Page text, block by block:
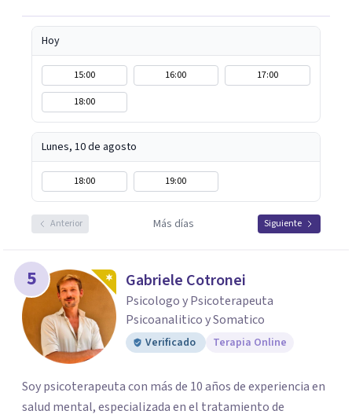
Hoy
15:00 16:00
17:00
18:00
Lunes, 10 de agosto
18:00 19:00
Anterior Más días Siguiente
5 Gabriele Cotronei
Psicologo y Psicoterapeuta
Psicoanalitico y Somatico
Verificado Terapia Online
Soy psicoterapeuta con más de 10 años de experiencia en
salud mental, especializada en el tratamiento de